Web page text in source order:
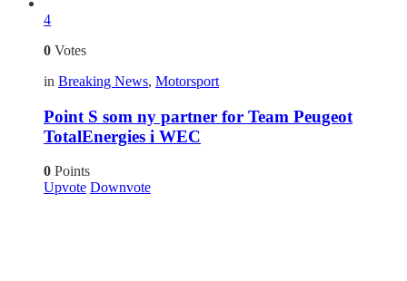
4
0 Votes
in Breaking News, Motorsport
Point S som ny partner for Team Peugeot
TotalEnergies i WEC
0 Points
Upvote Downvote